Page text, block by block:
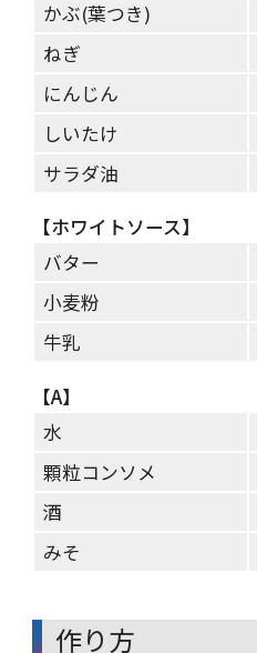
かぶ(葉つき)
ねぎ
にんじん
しいたけ
サラダ油
【ホワイトソース】
バター
小麦粉
牛乳
【A】
水
顆粒コンソメ
酒
みそ
作り方